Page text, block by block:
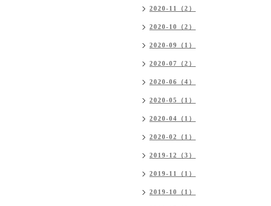
2020-11（2）
2020-10（2）
2020-09（1）
2020-07（2）
2020-06（4）
2020-05（1）
2020-04（1）
2020-02（1）
2019-12（3）
2019-11（1）
2019-10（1）